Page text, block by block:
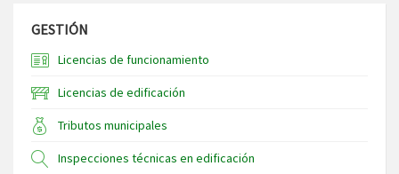
GESTIÓN
Licencias de funcionamiento
Licencias de edificación
Tributos municipales
Inspecciones técnicas en edificación